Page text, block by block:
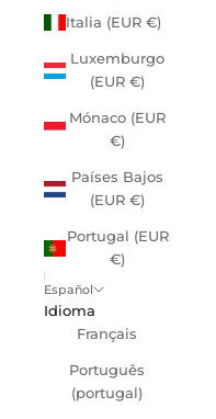
Italia (EUR €)
Luxemburgo
(EUR €)
Mónaco (EUR
€)
Países Bajos
(EUR €)
Portugal (EUR
€)
Español
Idioma
Français
Português
(portugal)